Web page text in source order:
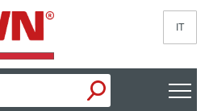
IT